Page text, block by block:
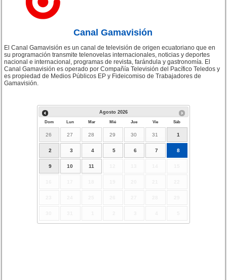
Canal Gamavisión
El Canal Gamavisión es un canal de televisión de origen ecuatoriano que en
su programación transmite telenovelas internacionales, noticias y deportes
nacional e internacional, programas de revista, farándula y gastronomía. El
Canal Gamavisión es operado por Compañía Televisión del Pacífico Teledos y
es propiedad de Medios Públicos EP y Fideicomiso de Trabajadores de
Gamavisión.
Agosto 2026
Dom Lun Mar Mié Jue Vie Sáb
26 27 28 29 30 31 1
2 3 4 5 6 7 8
9 10 11